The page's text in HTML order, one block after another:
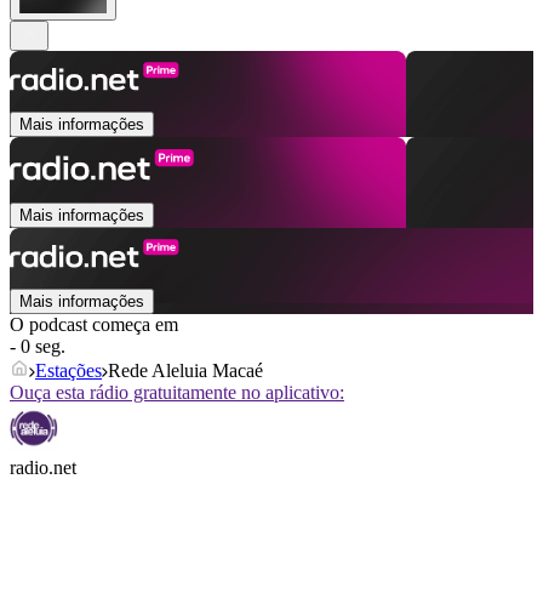
Mais informações
Mais informações
Mais informações
O podcast começa em
- 0 seg.
Estações Rede Aleluia Macaé
Ouça esta rádio gratuitamente no aplicativo:
radio.net